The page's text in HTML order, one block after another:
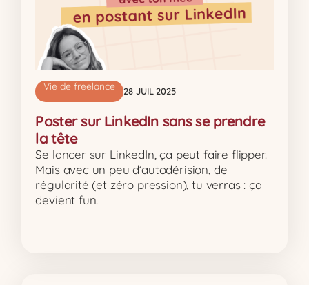
Vie de freelance 28 JUIL 2025
Poster sur LinkedIn sans se prendre
la tête
Se lancer sur LinkedIn, ça peut faire flipper.
Mais avec un peu d’autodérision, de
régularité (et zéro pression), tu verras : ça
devient fun.